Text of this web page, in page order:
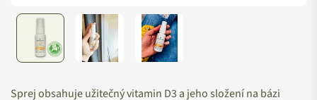
Sprej obsahuje užitečný vitamin D3 a jeho složení na bázi